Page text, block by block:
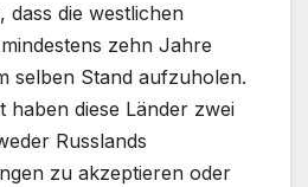
dass die westlichen
zehn Jahre
selben Stand aufzuholen.
haben diese Länder zwei
Russlands
zu akzeptieren oder